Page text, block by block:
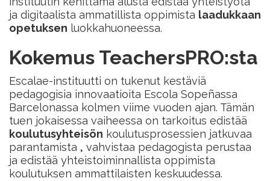
ja digitaalista ammatillista oppimista laadukkaan
opetuksen luokkahuoneessa.
Kokemus TeachersPRO:sta
Escalae-instituutti on tukenut kestäviä
pedagogisia innovaatioita Escola Sopeñassa
Barcelonassa kolmen viime vuoden ajan. Tämän
tuen jokaisessa vaiheessa on tarkoitus edistää
koulutusyhteisön koulutusprosessien jatkuvaa
parantamista , vahvistaa pedagogista perustaa
ja edistää yhteistoiminnallista oppimista
koulutuksen ammattilaisten keskuudessa.